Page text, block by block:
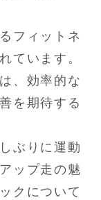
フィットネ
ています。
、効率的な
を期待する
ぶりに運動
ップ走の魅
クについて